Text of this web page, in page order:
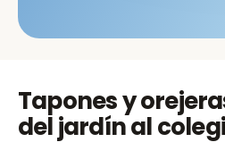
Tapones y
del jardín al